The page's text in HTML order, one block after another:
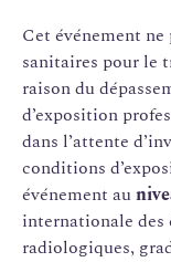
Cet événement ne
sanitaires pour le
raison du
d’exposition
dans l’attente
conditions
événement au
internationale des
radiologiques,